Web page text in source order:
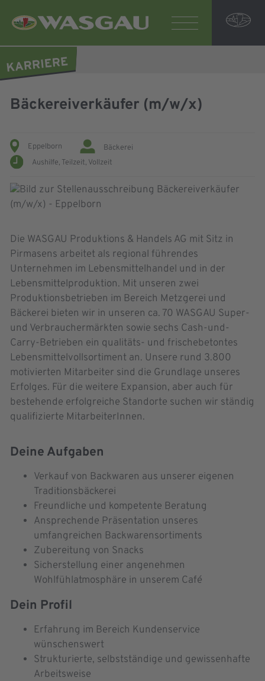
Bäckereiverkäufer (m/w/x)
Eppelborn
Bäckerei
Aushilfe, Teilzeit, Vollzeit
Die WASGAU Produktions & Handels AG mit Sitz in
Pirmasens arbeitet als regional führendes
Unternehmen im Lebensmittelhandel und in der
Lebensmittelproduktion. Mit unseren zwei
Produktionsbetrieben im Bereich Metzgerei und
Bäckerei bieten wir in unseren ca. 70 WASGAU Super-
und Verbrauchermärkten sowie sechs Cash-und-
Carry-Betrieben ein qualitäts- und frischebetontes
Lebensmittelvollsortiment an. Unsere rund 3.800
motivierten Mitarbeiter sind die Grundlage unseres
Erfolges. Für die weitere Expansion, aber auch für
bestehende erfolgreiche Standorte suchen wir ständig
qualifizierte MitarbeiterInnen.
Deine Aufgaben
Verkauf von Backwaren aus unserer eigenen
Traditionsbäckerei
Freundliche und kompetente Beratung
Ansprechende Präsentation unseres
umfangreichen Backwarensortiments
Zubereitung von Snacks
Sicherstellung einer angenehmen
Wohlfühlatmosphäre in unserem Café
Dein Profil
Erfahrung im Bereich Kundenservice
wünschenswert
Strukturierte, selbstständige und gewissenhafte
Arbeitsweise